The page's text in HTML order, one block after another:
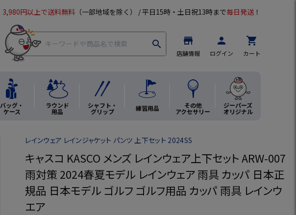
3,980円以上で送料無料 （一部地域を除く） / 平日15時・土日祝13時まで毎日発送 ！
search store
店舗情報
person
ログイン
shopping_cart
カート
バッグ・
ケース
ラウンド
用品
シャフト・
グリップ 練習用品 その他
アクセサリー
ジーパーズ
オリジナル
レインウェア レインジャケット パンツ 上下セット 2024SS
キャスコ KASCO メンズ レインウェア上下セット ARW-007
雨対策 2024春夏モデル レインウェア 雨具 カッパ 日本正
規品 日本モデル ゴルフ ゴルフ用品 カッパ 雨具 レインウ
エア